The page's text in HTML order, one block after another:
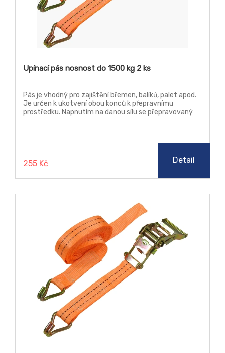
Upínací pás nosnost do 1500 kg 2 ks
Pás je vhodný pro zajištění břemen, balíků, palet apod.
Je určen k ukotvení obou konců k přepravnímu
prostředku. Napnutím na danou sílu se přepravovaný
255 Kč Detail